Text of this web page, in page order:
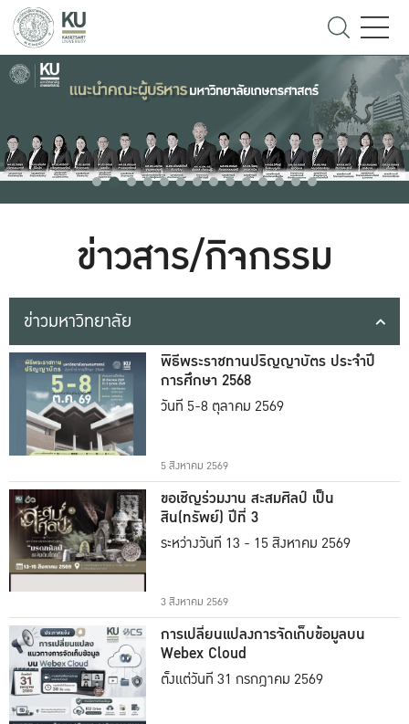
ข่าวสาร/กิจกรรม
ข่าวมหาวิทยาลัย
พิธีพระราชทานปริญญาบัตร ประจำปี
การศึกษา 2568
วันที่ 5-8 ตุลาคม 2569
5 สิงหาคม 2569
ขอเชิญร่วมงาน สะสมศิลป์ เป็น
สิน(ทรัพย์) ปีที่ 3
ระหว่างวันที่ 13 - 15 สิงหาคม 2569
3 สิงหาคม 2569
การเปลี่ยนแปลงการจัดเก็บข้อมูลบน
Webex Cloud
ตั้งแต่วันที่ 31 กรกฎาคม 2569